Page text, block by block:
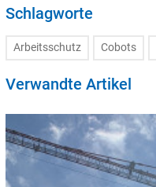
Schlagworte
Arbeitsschutz Cobots
Verwandte Artikel